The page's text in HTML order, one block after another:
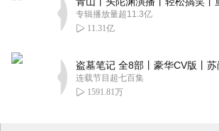
专辑播放量超11.3亿
11.31亿
连载节目超七百集
1591.81万